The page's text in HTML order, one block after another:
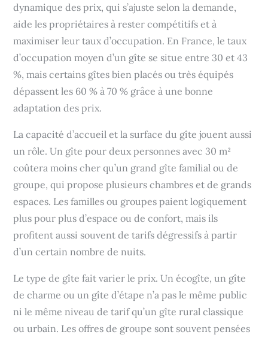
dynamique des prix, qui s’ajuste selon la demande,
aide les propriétaires à rester compétitifs et à
maximiser leur taux d’occupation. En France, le taux
d’occupation moyen d’un gîte se situe entre 30 et 43
%, mais certains gîtes bien placés ou très équipés
dépassent les 60 % à 70 % grâce à une bonne
adaptation des prix.
La capacité d’accueil et la surface du gîte jouent aussi
un rôle. Un gîte pour deux personnes avec 30 m²
coûtera moins cher qu’un grand gîte familial ou de
groupe, qui propose plusieurs chambres et de grands
espaces. Les familles ou groupes paient logiquement
plus pour plus d’espace ou de confort, mais ils
profitent aussi souvent de tarifs dégressifs à partir
d’un certain nombre de nuits.
Le type de gîte fait varier le prix. Un écogîte, un gîte
de charme ou un gîte d’étape n’a pas le même public
ni le même niveau de tarif qu’un gîte rural classique
ou urbain. Les offres de groupe sont souvent pensées